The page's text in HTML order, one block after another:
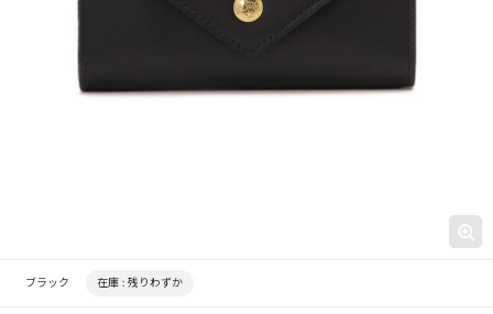
ブラック 在庫 : 残りわずか